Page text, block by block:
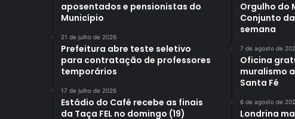
aposentados e pensionistas do
Município
21 de julho de 2026
Prefeitura abre teste seletivo
para contratação de professores
temporários
17 de julho de 2026
Estádio do Café recebe as finais
da Taça FEL no domingo (19)
Orgulho do
Conjunto
semana
7 de agosto de
Oficina
muralismo
Santa Fé
6 de agosto de
Londrina